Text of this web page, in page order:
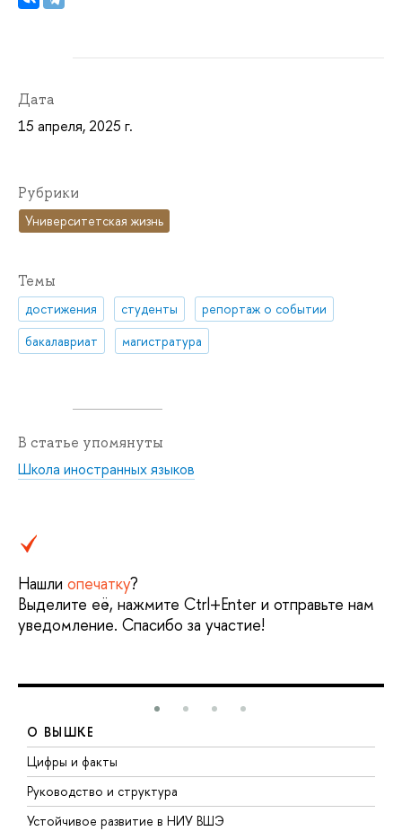
Дата
15 апреля, 2025 г.
Рубрики
Университетская жизнь
Темы
достижения студенты
репортаж о событии
бакалавриат
магистратура
В статье упомянуты
Школа иностранных языков
Нашли опечатку?
Выделите её, нажмите Ctrl+Enter и отправьте нам
уведомление. Спасибо за участие!
О ВЫШКЕ
Цифры и факты
Руководство и структура
Устойчивое развитие в НИУ ВШЭ